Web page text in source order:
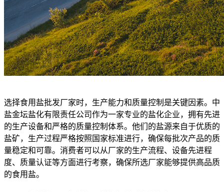
选择食用盐批发厂家时，生产能力和质量控制是关键因素。中
盐金坛盐化有限责任公司作为一家专业的盐化企业，拥有先进
的生产设备和严格的质量控制体系。他们的盐源来自于优质的
盐矿，生产过程严格按照国家标准进行，确保每批次产品的质
量稳定和可靠。消费者可以从厂家的生产流程、设备先进程
度、质量认证等方面进行考察，确保所选厂家能够提供高品质
的食用盐。